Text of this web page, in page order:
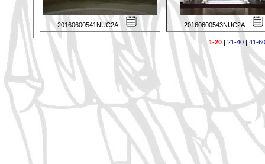
20160600541NUC2A 20160600543NUC2A
1-20 | 21-40 |41-60